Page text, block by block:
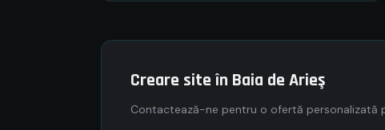
Creare site în Baia de Arieş
Contactează-ne pentru o ofertă personalizată